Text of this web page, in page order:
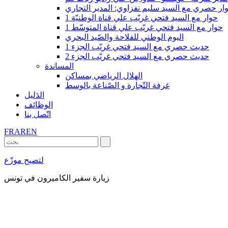
حصري مع السيد سليم نفزاوي: المدير التجاري
حوار مع السيد فتحي غريّب علي قناة الوطنيّة 1
حوار مع السيد فتحي غريّب علي قناة المتوسّط 1
اليوم الوطني للفلاحة والصّيد البحري
حديث حصري مع السيد فتحي غريّب الجزء 1
حديث حصري مع السيد فتحي غريّب الجزء 2
المساندة
الهلال الرياضي بمساكن
غرفة التّجارة و الصّناعة بالوسط
الدَليل
الوظائف
اتّصل بنا
FRAREN
لتصبح موزّع
زيارة سفير الكاميرون في تونس